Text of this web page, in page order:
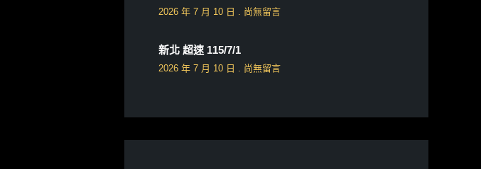
2026 年 7 月 10 日 尚無留言
新北 超速 115/7/1
2026 年 7 月 10 日 尚無留言